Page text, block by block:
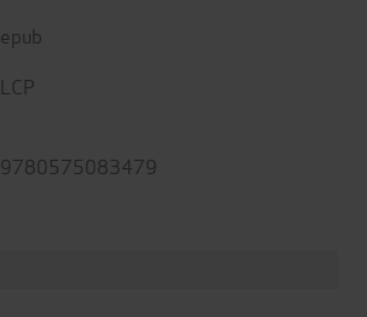
epub
LCP
9780575083479